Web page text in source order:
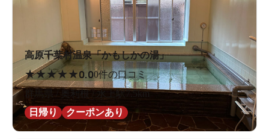
高原千葉村温泉「かもしかの湯」
★★★★★0.00件の口コミ
群馬県 / 奥利根 / 水上駅7.5km
日帰り
クーポンあり